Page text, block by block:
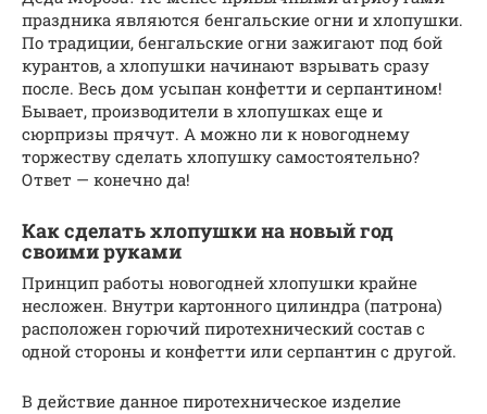
праздника являются бенгальские огни и хлопушки.
По традиции, бенгальские огни зажигают под бой
курантов, а хлопушки начинают взрывать сразу
после. Весь дом усыпан конфетти и серпантином!
Бывает, производители в хлопушках еще и
сюрпризы прячут. А можно ли к новогоднему
торжеству сделать хлопушку самостоятельно?
Ответ — конечно да!
Как сделать хлопушки на новый год
своими руками
Принцип работы новогодней хлопушки крайне
несложен. Внутри картонного цилиндра (патрона)
расположен горючий пиротехнический состав с
одной стороны и конфетти или серпантин с другой.
В действие данное пиротехническое изделие